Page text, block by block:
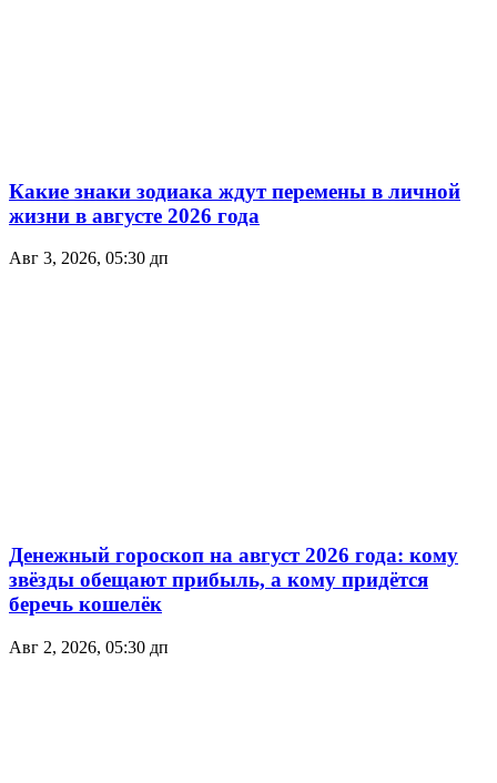
Какие знаки зодиака ждут перемены в личной
жизни в августе 2026 года
Авг 3, 2026, 05:30 дп
Денежный гороскоп на август 2026 года: кому
звёзды обещают прибыль, а кому придётся
беречь кошелёк
Авг 2, 2026, 05:30 дп